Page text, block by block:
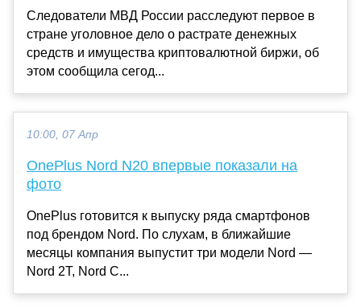
Следователи МВД России расследуют первое в
стране уголовное дело о растрате денежных
средств и имущества криптовалютной биржи, об
этом сообщила сегод...
10:00, 07 Апр
OnePlus Nord N20 впервые показали на
фото
OnePlus готовится к выпуску ряда смартфонов
под брендом Nord. По слухам, в ближайшие
месяцы компания выпустит три модели Nord —
Nord 2T, Nord C...